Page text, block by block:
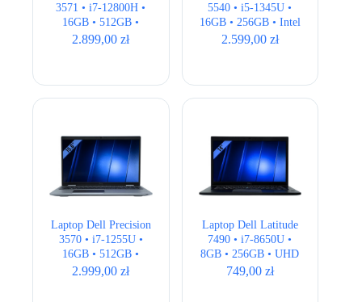
3571 • i7-12800H •
16GB • 512GB •
T600 4GB • 15,6″
2.899,00zł
5540 • i5-1345U •
16GB • 256GB • Intel
UHD • 15,6″ Full HD
2.599,00 zł
Laptop Dell Precision
3570 • i7-1255U •
16GB • 512GB •
Quadro T550 • 15,6″
2.999,00zł
Laptop Dell Latitude
7490 • i7-8650U •
8GB • 256GB • UHD
620 • 14.1″ Full HD •
749,00 zł